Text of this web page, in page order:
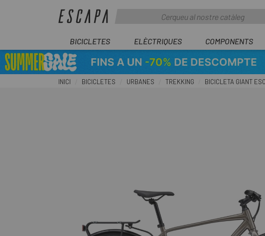
BICICLETES ELÈCTRIQUES COMPONENTS
INICI BICICLETES URBANES TREKKING BICICLETA GIANT